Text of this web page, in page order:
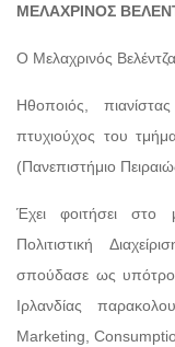
ΜΕΛΑΧΡΙΝΟΣ
Ο Μελαχρινός
Ηθοποιός,
πτυχιούχος του
(Πανεπιστήμιο
Έχει φοιτήσει στο
Πολιτιστική
σπούδασε ως
Ιρλανδίας
Marketing,